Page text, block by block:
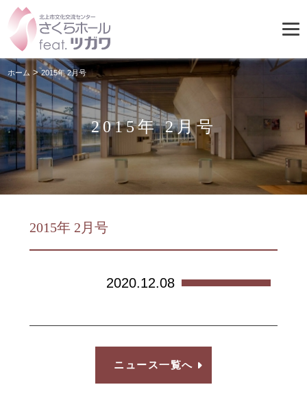
2015年 2月号
ホーム >2015年 2月号
2015年 2月号
2020.12.08
ニュース一覧へ